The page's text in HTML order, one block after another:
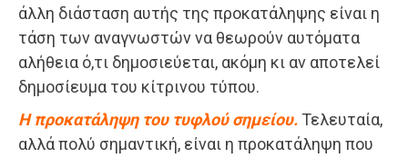
άλλη διάσταση αυτής της προκατάληψης είναι η
τάση των αναγνωστών να θεωρούν αυτόματα
αλήθεια ό,τι δημοσιεύεται, ακόμη κι αν αποτελεί
δημοσίευμα του κίτρινου τύπου.
Η προκατάληψη του τυφλού σημείου. Τελευταία,
αλλά πολύ σημαντική, είναι η προκατάληψη που